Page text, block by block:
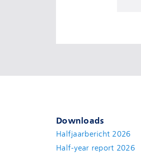
Downloads
Halfjaarbericht 2026
Half-year report 2026